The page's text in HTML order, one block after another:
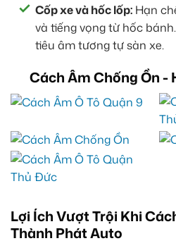
Cốp xe và hốc lốp: Hạn
và tiếng vọng từ hốc
tiêu âm tương tự sàn xe.
Cách Âm Chống Ồn -
Lợi Ích Vượt Trội Khi
Thành Phát Auto